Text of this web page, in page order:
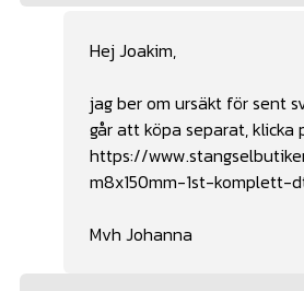
Hej Joakim,
jag ber om ursäkt för sent
går att köpa separat, klicka
https://
m8x150mm-1st-komplett-
Mvh Johanna